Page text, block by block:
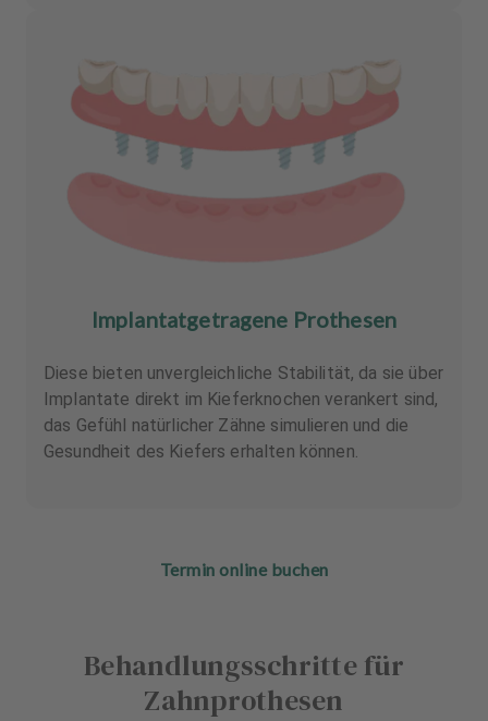
Implantatgetragene Prothesen
Diese bieten unvergleichliche Stabilität, da sie über
Implantate direkt im Kieferknochen verankert sind,
das Gefühl natürlicher Zähne simulieren und die
Gesundheit des Kiefers erhalten können.
Termin online buchen
Behandlungsschritte für
Zahnprothesen